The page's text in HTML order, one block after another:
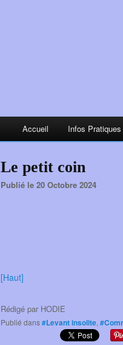
Accueil Infos Pratiques
Le petit coin
Publié le 20 Octobre 2024
[Haut]
Rédigé par HODIE
Publié dans#Levant insolite,